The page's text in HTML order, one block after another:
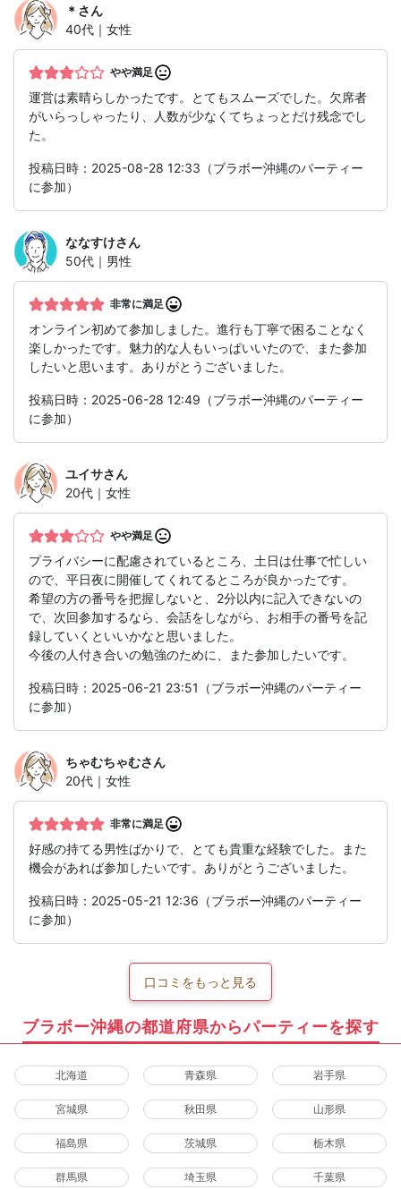
＊ さん
40代｜女性
やや満足
運営は素晴らしかったです。とてもスムーズでした。欠席者
がいらっしゃったり、人数が少なくてちょっとだけ残念でし
た。
投稿日時：2025-08-28 12:33（ブラボー沖縄のパーティー
に参加）
ななすけさん
50代｜男性
非常に満足
オンライン初めて参加しました。進行も丁寧で困ることなく
楽しかったです。魅力的な人もいっぱいいたので、また参加
したいと思います。ありがとうございました。
投稿日時：2025-06-28 12:49（ブラボー沖縄のパーティー
に参加）
ユイサさん
20代｜女性
やや満足
プライバシーに配慮されているところ、土日は仕事で忙しい
ので、平日夜に開催してくれてるところが良かったです。
希望の方の番号を把握しないと、2分以内に記入できないの
で、次回参加するなら、会話をしながら、お相手の番号を記
録していくといいかなと思いました。
今後の人付き合いの勉強のために、また参加したいです。
投稿日時：2025-06-21 23:51（ブラボー沖縄のパーティー
に参加）
ちゃむちゃむさん
20代｜女性
非常に満足
好感の持てる男性ばかりで、とても貴重な経験でした。また
機会があれば参加したいです。ありがとうございました。
投稿日時：2025-05-21 12:36（ブラボー沖縄のパーティー
に参加）
口コミをもっと見る
ブラボー沖縄の都道府県からパーティーを探す
北海道 青森県 岩手県
宮城県 秋田県 山形県
福島県 茨城県 栃木県
群馬県 埼玉県 千葉県